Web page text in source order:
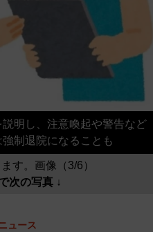
明し、注意喚起や警告など
制退院になることも
す。画像（3/6）
次の写真 ↓
ュース